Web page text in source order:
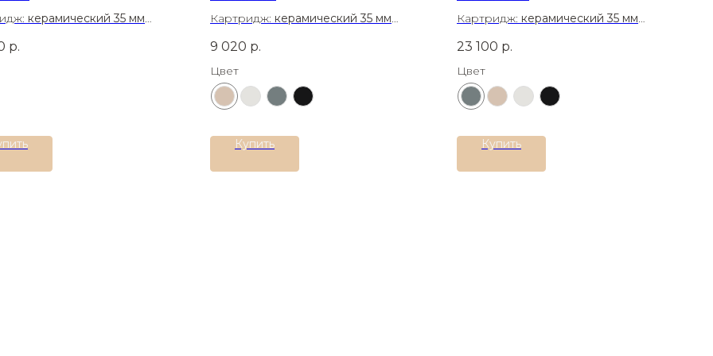
керамический 35 мм
р.
Картридж: керамический 35 мм
9 020 р.
Цвет
Купить
Картридж: керамический 35 мм
23 100 р.
Цвет
Купить